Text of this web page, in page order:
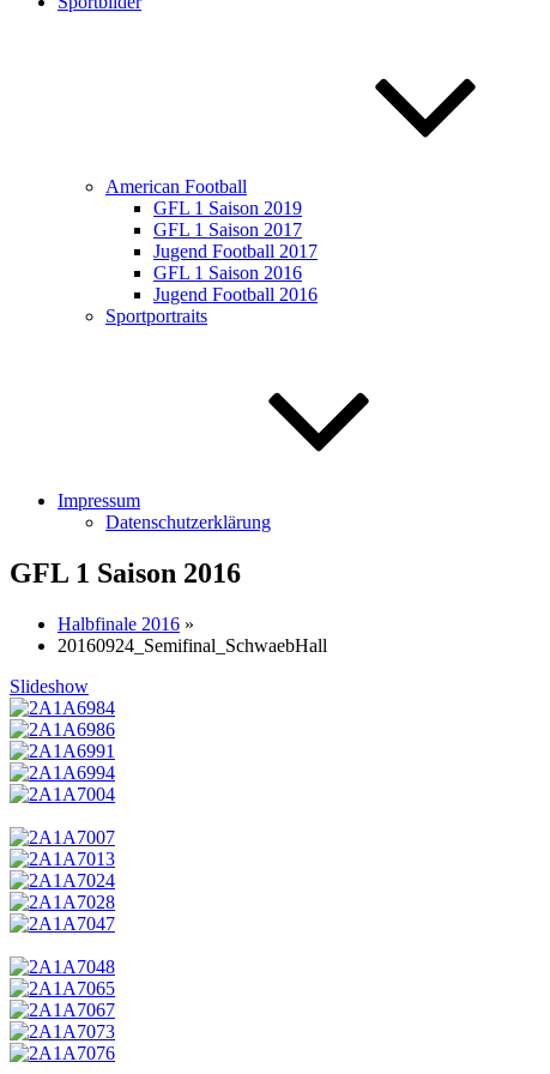
American Football
GFL 1 Saison 2019
GFL 1 Saison 2017
Jugend Football 2017
GFL 1 Saison 2016
Jugend Football 2016
Sportportraits
Impressum
Datenschutzerklärung
GFL 1 Saison 2016
Halbfinale 2016 »
20160924_Semifinal_SchwaebHall
Slideshow